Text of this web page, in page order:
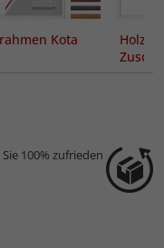
Kota
100% zufrieden